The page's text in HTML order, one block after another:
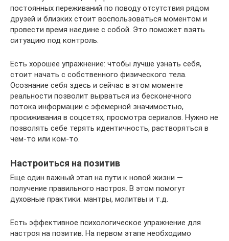
постоянных переживаний по поводу отсутствия рядом
друзей и близких стоит воспользоваться моментом и
провести время наедине с собой. Это поможет взять
ситуацию под контроль.
Есть хорошее упражнение: чтобы лучше узнать себя,
стоит начать с собственного физического тела.
Осознание себя здесь и сейчас в этом моменте
реальности позволит вырваться из бесконечного
потока информации с эфемерной значимостью,
просиживания в соцсетях, просмотра сериалов. Нужно не
позволять себе терять идентичность, растворяться в
чем-то или ком-то.
Настроиться на позитив
Еще один важный этап на пути к новой жизни —
получение правильного настроя. В этом помогут
духовные практики: мантры, молитвы и т.д.
Есть эффективное психологическое упражнение для
настроя на позитив. На первом этапе необходимо